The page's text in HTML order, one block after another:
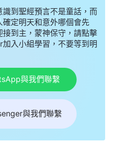
到聖經預言不是童話，而
定明天和意外哪個會先
到主，蒙神保守，請點擊
入小組學習，不要等到明
與我們聯繫
與我們聯繫